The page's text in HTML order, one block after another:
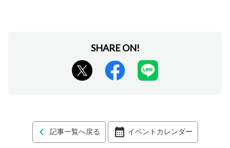
記事一覧へ戻る イベントカレンダー